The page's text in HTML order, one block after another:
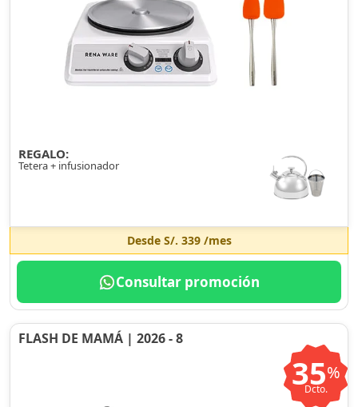
REGALO:
Tetera + infusionador
Desde S/. 339/mes
Consultar promoción
FLASH DE MAMÁ | 2026 - 8
35%
Dcto.